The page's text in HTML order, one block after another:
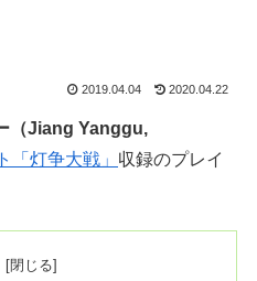
2019.04.04 2020.04.22
（Jiang Yanggu,
「灯争大戦」 収録のプレイ